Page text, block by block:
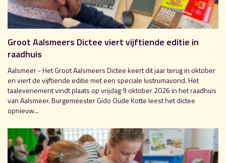
Groot Aalsmeers Dictee viert vijftiende editie in
raadhuis
Aalsmeer - Het Groot Aalsmeers Dictee keert dit jaar terug in oktober
en viert de vijftiende editie met een speciale lustrumavond. Het
taalevenement vindt plaats op vrijdag 9 oktober 2026 in het raadhuis
van Aalsmeer. Burgemeester Gido Oude Kotte leest het dictee
opnieuw...